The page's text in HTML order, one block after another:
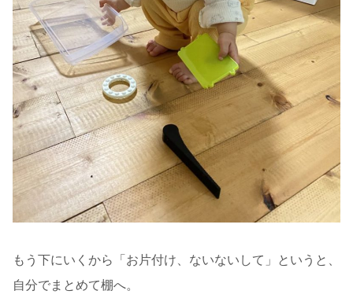
もう下にいくから「お片付け、ないないして」というと、
自分でまとめて棚へ。